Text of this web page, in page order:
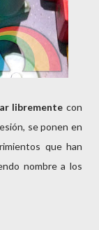
libremente con
se ponen en
que han
nombre a los